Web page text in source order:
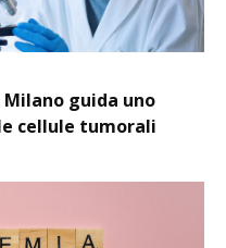
Milano guida uno
cellule tumorali